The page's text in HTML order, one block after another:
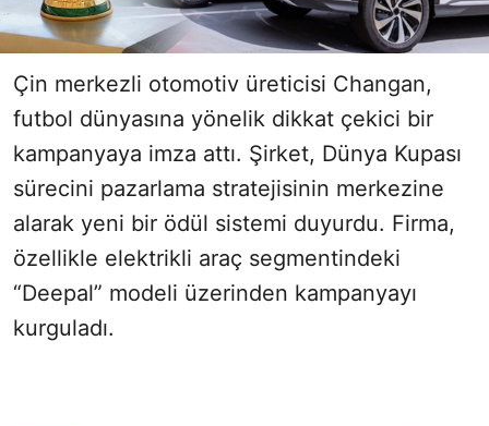
Çin merkezli otomotiv üreticisi Changan,
futbol dünyasına yönelik dikkat çekici bir
kampanyaya imza attı. Şirket, Dünya Kupası
sürecini pazarlama stratejisinin merkezine
alarak yeni bir ödül sistemi duyurdu. Firma,
özellikle elektrikli araç segmentindeki
“Deepal” modeli üzerinden kampanyayı
kurguladı.